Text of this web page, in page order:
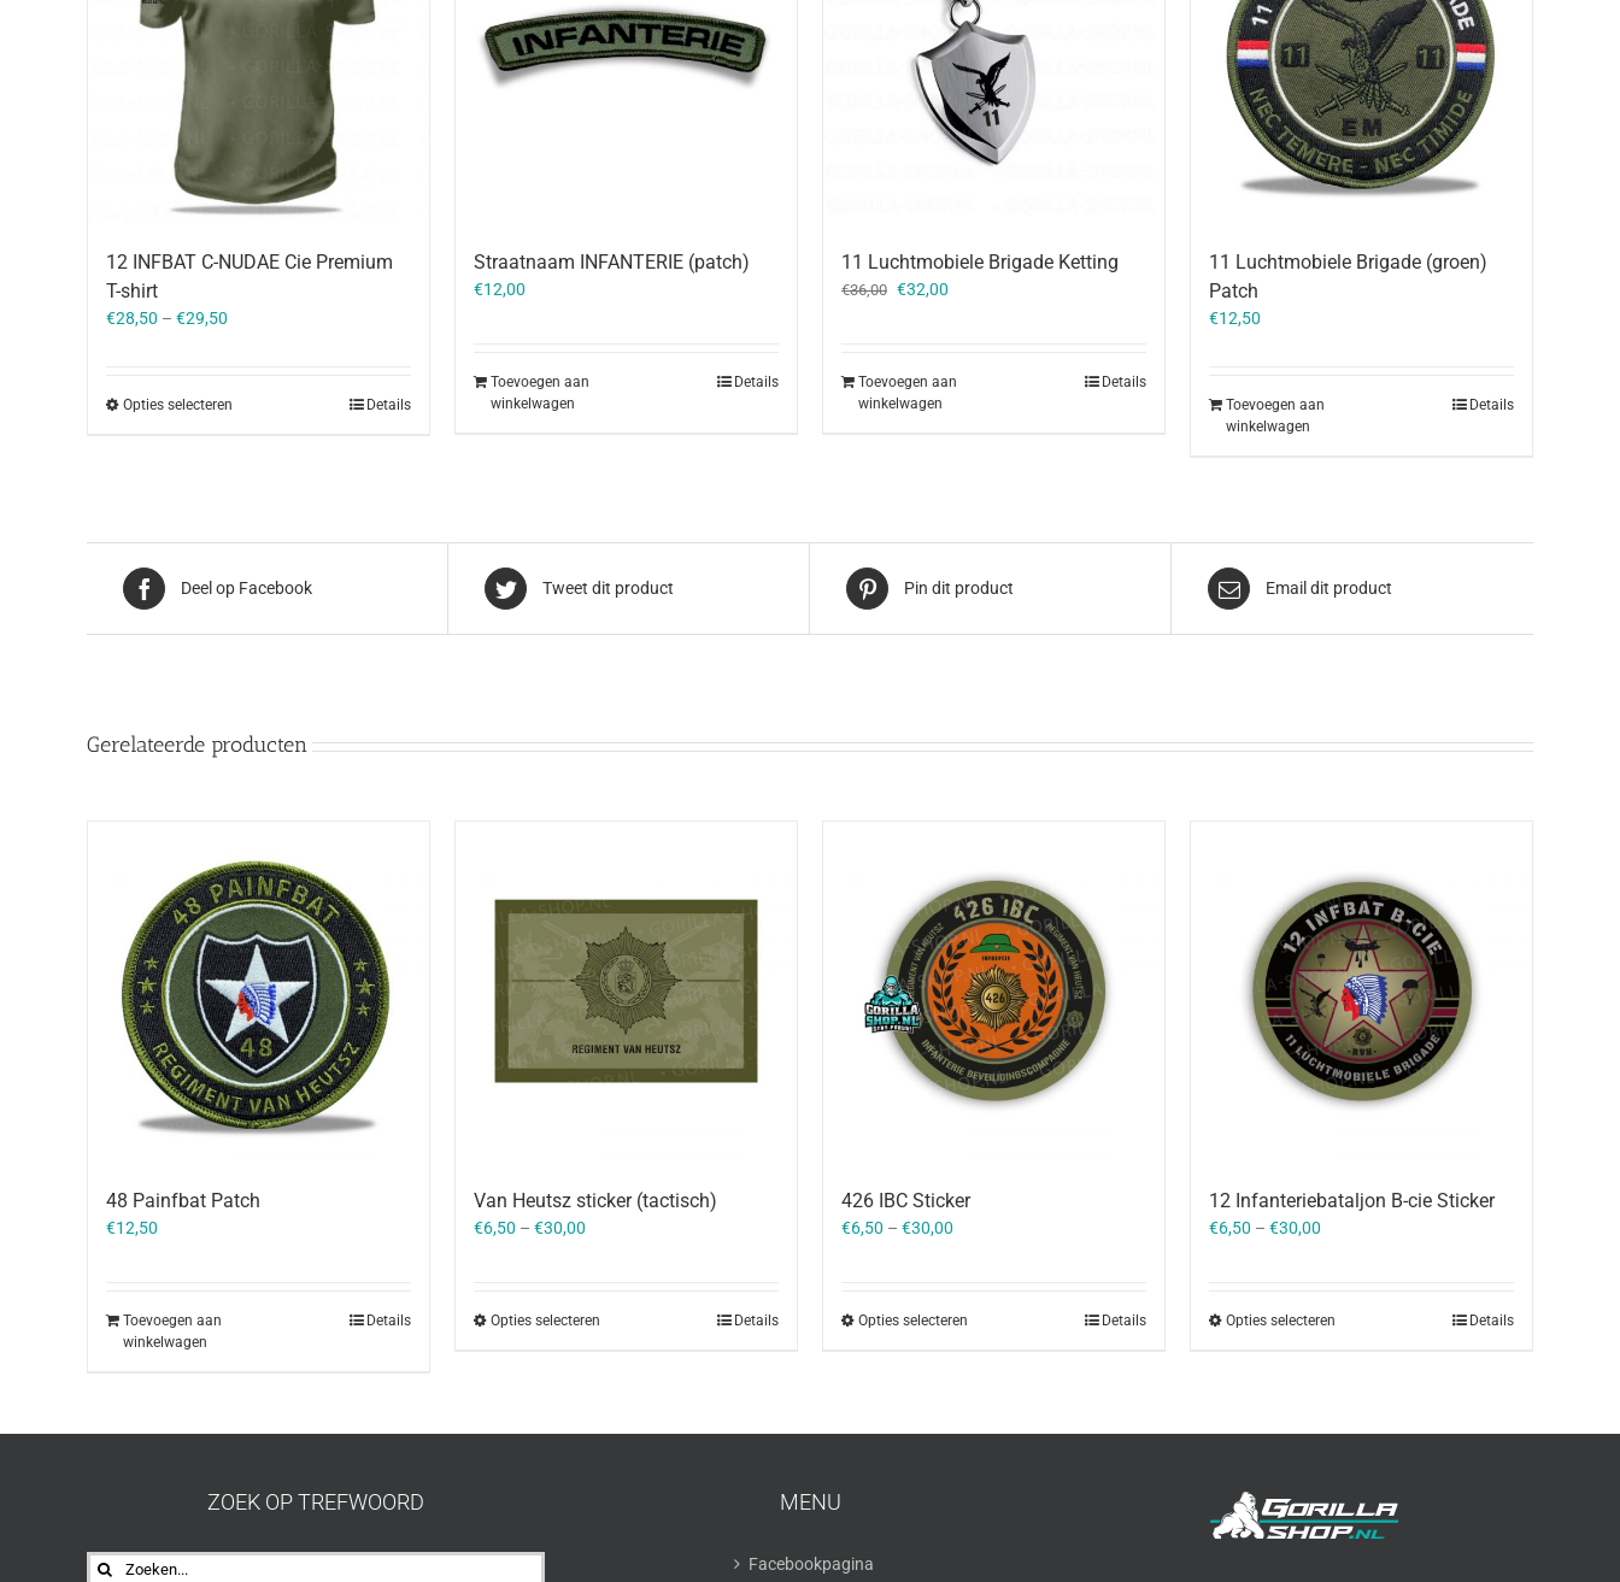
12 INFBAT C-NUDAE Cie Premium
T-shirt
€28,50 – €29,50
Opties selecteren Details
Straatnaam INFANTERIE (patch)
€12,00
Toevoegen aan
winkelwagen
Details
11 Luchtmobiele Brigade Ketting
€36,00 Oorspronkelijke
€32,00
Toevoegen aan
winkelwagen
Details
11 Luchtmobiele Brigade (groen)
Patch
€12,50
Toevoegen aan
winkelwagen
Details
Deel op Facebook Tweet dit product Pin dit product Email dit product
Gerelateerde producten
48 Painfbat Patch
€12,50
Toevoegen aan
winkelwagen
Details
Van Heutsz sticker (tactisch)
€6,50 – €30,00
Opties selecteren Details
426 IBC Sticker
€6,50 – €30,00
Opties selecteren Details
12 Infanteriebataljon B-cie Sticker
€6,50 – €30,00
Opties selecteren Details
ZOEK OP TREFWOORD
Zoeken
MENU
Facebookpagina